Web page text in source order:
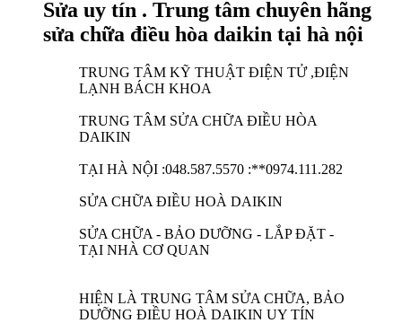
Sửa uy tín . Trung tâm chuyên hãng
sửa chữa điều hòa daikin tại hà nội
TRUNG TÂM KỸ THUẬT ĐIỆN TỬ ,ĐIỆN
LẠNH BÁCH KHOA
TRUNG TÂM SỬA CHỮA ĐIỀU HÒA
DAIKIN
TẠI HÀ NỘI :048.587.5570 :**0974.111.282
SỬA CHỮA ĐIỀU HOÀ DAIKIN
SỬA CHỮA - BẢO DƯỠNG - LẮP ĐẶT -
TẠI NHÀ CƠ QUAN
HIỆN LÀ TRUNG TÂM SỬA CHỮA, BẢO
DƯỠNG ĐIỀU HOÀ DAIKIN UY TÍN